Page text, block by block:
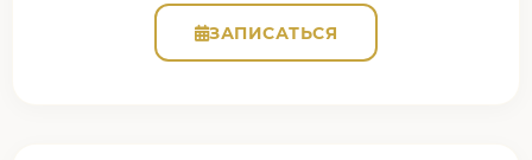
ЗАПИСАТЬСЯ